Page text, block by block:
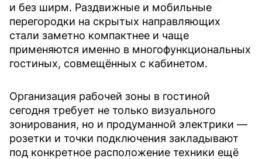
и без ширм. Раздвижные и мобильные
перегородки на скрытых направляющих
стали заметно компактнее и чаще
применяются именно в многофункциональных
гостиных, совмещённых с кабинетом.
Организация рабочей зоны в гостиной
сегодня требует не только визуального
зонирования, но и продуманной электрики —
розетки и точки подключения закладывают
под конкретное расположение техники ещё